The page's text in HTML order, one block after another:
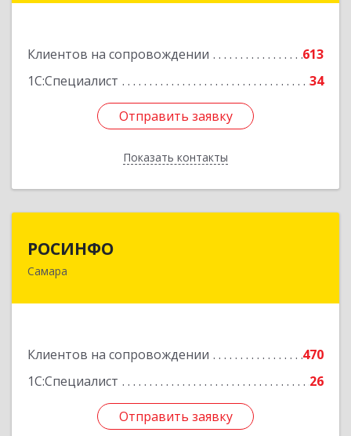
Клиентов на сопровождении
613
1С:Специалист
34
Отправить заявку
Показать контакты
Отправить заявку
Назад
РОСИНФО
Самара
Клиентов на сопровождении
470
1С:Специалист
26
Отправить заявку
443069, Самарская обл, Самара г, Авроры ул,
Отправить заявку